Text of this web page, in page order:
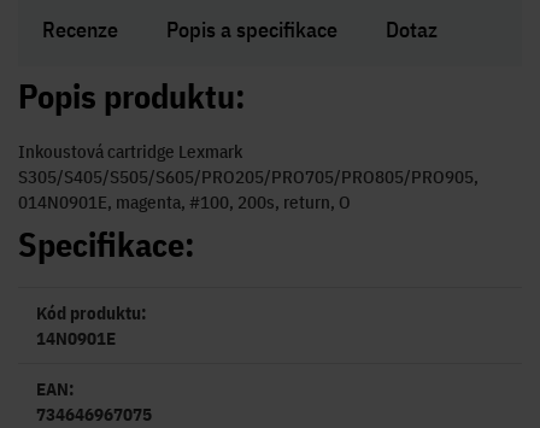
Recenze Popis a specifikace Dotaz
Popis produktu:
Inkoustová cartridge Lexmark
S305/S405/S505/S605/PRO205/PRO705/PRO805/PRO905,
014N0901E, magenta, #100, 200s, return, O
Specifikace:
Kód produktu:
14N0901E
EAN:
734646967075